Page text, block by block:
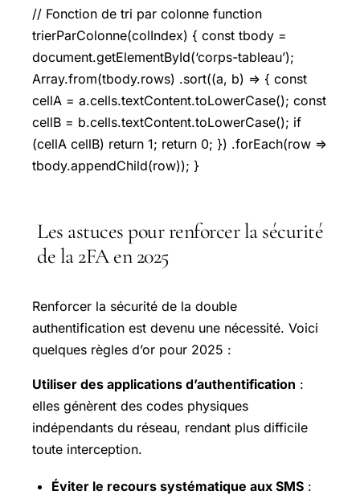
// Fonction de tri par colonne function
trierParColonne(colIndex) { const tbody =
document.getElementById(‘corps-tableau’);
Array.from(tbody.rows) .sort((a, b) => { const
cellA = a.cells.textContent.toLowerCase(); const
cellB = b.cells.textContent.toLowerCase(); if
(cellA cellB) return 1; return 0; }) .forEach(row =>
tbody.appendChild(row)); }
Les astuces pour renforcer la sécurité
de la 2FA en 2025
Renforcer la sécurité de la double
authentification est devenu une nécessité. Voici
quelques règles d’or pour 2025 :
Utiliser des applications d’authentification :
elles génèrent des codes physiques
indépendants du réseau, rendant plus difficile
toute interception.
Éviter le recours systématique aux SMS :